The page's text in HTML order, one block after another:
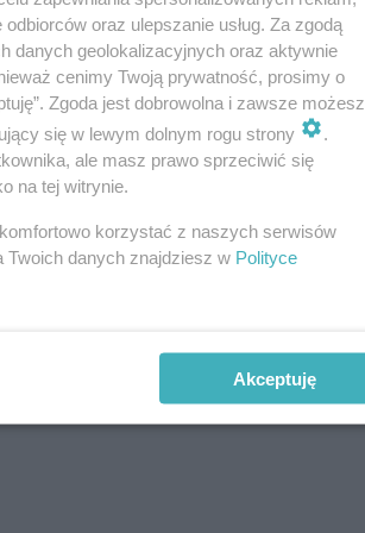
oraz ulepszanie usług. Za zgodą
danych geolokalizacyjnych oraz aktywnie
cenimy Twoją prywatność, prosimy o
Zgoda jest dobrowolna i zawsze możesz
się w lewym dolnym rogu strony
.
ale masz prawo sprzeciwić się
na tej witrynie.
korzystać z naszych serwisów
Twoich danych znajdziesz w Polityce
Akceptuję